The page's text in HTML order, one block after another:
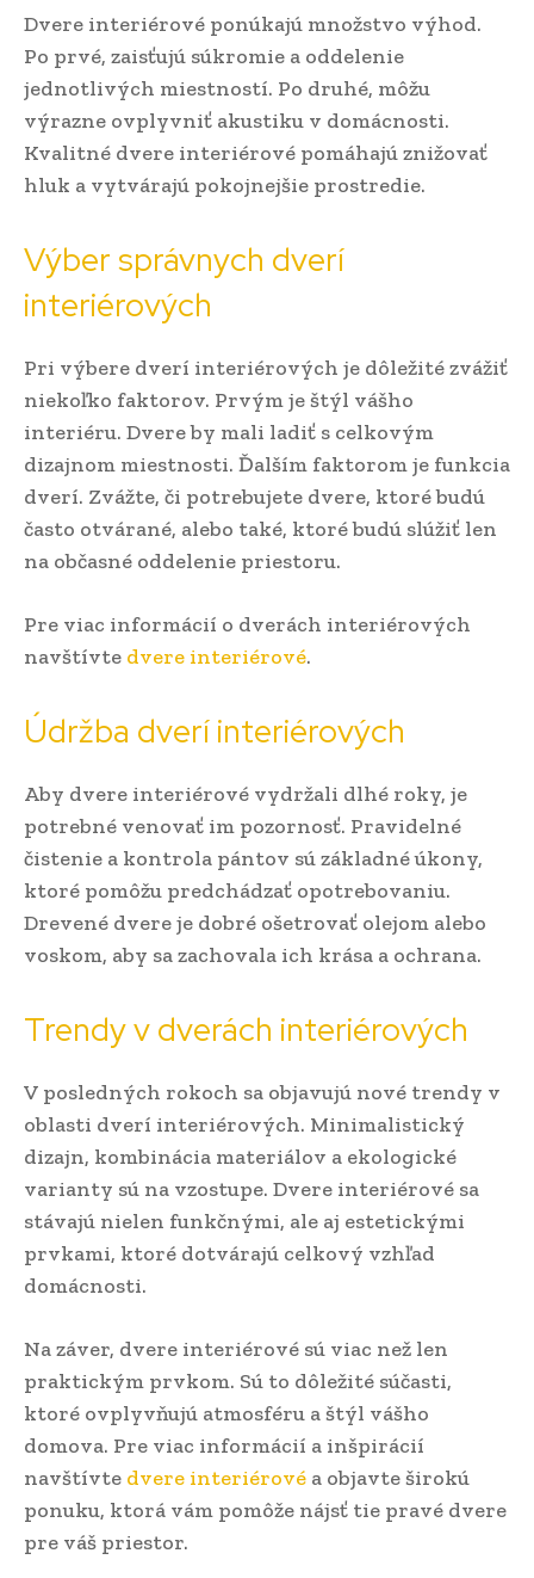
Dvere interiérové ponúkajú množstvo výhod.
Po prvé, zaisťujú súkromie a oddelenie
jednotlivých miestností. Po druhé, môžu
výrazne ovplyvniť akustiku v domácnosti.
Kvalitné dvere interiérové pomáhajú znižovať
hluk a vytvárajú pokojnejšie prostredie.
Výber správnych dverí
interiérových
Pri výbere dverí interiérových je dôležité zvážiť
niekoľko faktorov. Prvým je štýl vášho
interiéru. Dvere by mali ladiť s celkovým
dizajnom miestnosti. Ďalším faktorom je funkcia
dverí. Zvážte, či potrebujete dvere, ktoré budú
často otvárané, alebo také, ktoré budú slúžiť len
na občasné oddelenie priestoru.
Pre viac informácií o dverách interiérových
navštívte dvere interiérové.
Údržba dverí interiérových
Aby dvere interiérové vydržali dlhé roky, je
potrebné venovať im pozornosť. Pravidelné
čistenie a kontrola pántov sú základné úkony,
ktoré pomôžu predchádzať opotrebovaniu.
Drevené dvere je dobré ošetrovať olejom alebo
voskom, aby sa zachovala ich krása a ochrana.
Trendy v dverách interiérových
V posledných rokoch sa objavujú nové trendy v
oblasti dverí interiérových. Minimalistický
dizajn, kombinácia materiálov a ekologické
varianty sú na vzostupe. Dvere interiérové sa
stávajú nielen funkčnými, ale aj estetickými
prvkami, ktoré dotvárajú celkový vzhľad
domácnosti.
Na záver, dvere interiérové sú viac než len
praktickým prvkom. Sú to dôležité súčasti,
ktoré ovplyvňujú atmosféru a štýl vášho
domova. Pre viac informácií a inšpirácií
navštívte dvere interiérové a objavte širokú
ponuku, ktorá vám pomôže nájsť tie pravé dvere
pre váš priestor.